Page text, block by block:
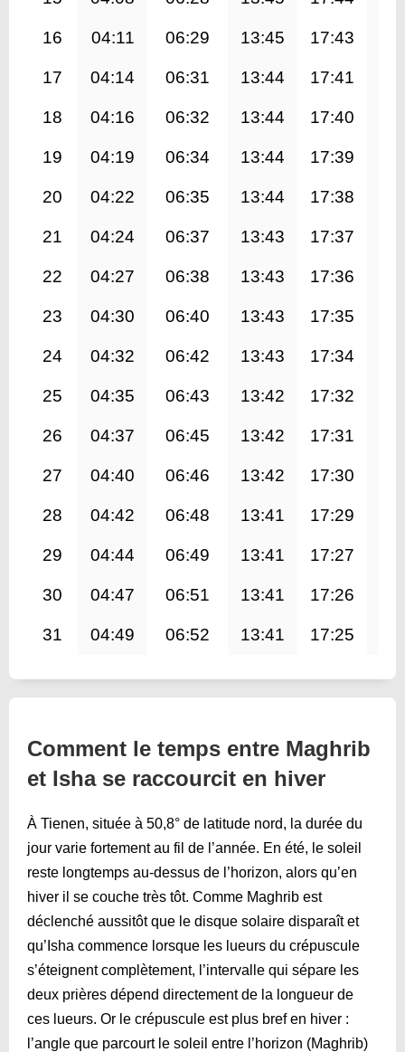
16 04:11 06:29 13:45 17:43
17 04:14 06:31 13:44 17:41
18 04:16 06:32 13:44 17:40
19 04:19 06:34 13:44 17:39
20 04:22 06:35 13:44 17:38
21 04:24 06:37 13:43 17:37
22 04:27 06:38 13:43 17:36
23 04:30 06:40 13:43 17:35
24 04:32 06:42 13:43 17:34
25 04:35 06:43 13:42 17:32
26 04:37 06:45 13:42 17:31
27 04:40 06:46 13:42 17:30
28 04:42 06:48 13:41 17:29
29 04:44 06:49 13:41 17:27
30 04:47 06:51 13:41 17:26
31 04:49 06:52 13:41 17:25
Comment le temps entre Maghrib
et Isha se raccourcit en hiver
À Tienen, située à 50,8° de latitude nord, la durée du
jour varie fortement au fil de l’année. En été, le soleil
reste longtemps au-dessus de l’horizon, alors qu’en
hiver il se couche très tôt. Comme Maghrib est
déclenché aussitôt que le disque solaire disparaît et
qu’Isha commence lorsque les lueurs du crépuscule
s’éteignent complètement, l’intervalle qui sépare les
deux prières dépend directement de la longueur de
ces lueurs. Or le crépuscule est plus bref en hiver :
l’angle que parcourt le soleil entre l’horizon (Maghrib)